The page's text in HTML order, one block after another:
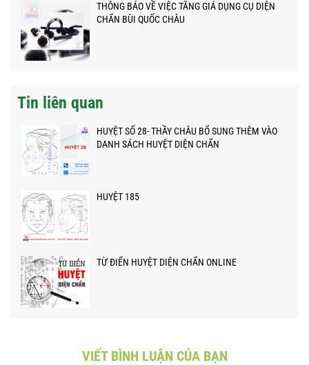
THÔNG BÁO VỀ VIỆC TĂNG GIÁ DỤNG CỤ DIỆN
CHẨN BÙI QUỐC CHÂU
Tin liên quan
HUYỆT SỐ 28- THẦY CHÂU BỔ SUNG THÊM VÀO
DANH SÁCH HUYỆT DIỆN CHẨN
HUYỆT 185
TỪ ĐIỂN HUYỆT DIỆN CHẨN ONLINE
VIẾT BÌNH LUẬN CỦA BẠN